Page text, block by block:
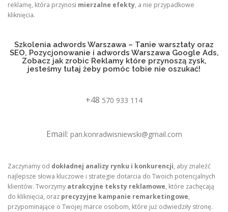
reklamę, która przynosi mierzalne efekty, a nie przypadkowe
kliknięcia.
Szkolenia adwords Warszawa – Tanie warsztaty oraz
SEO, Pozycjonowanie i adwords Warszawa Google Ads,
Zobacz jak zrobic Reklamy które przynoszą zysk,
jesteśmy tutaj żeby pomóc tobie nie oszukać!
+48 570 933 114
Email: pan.konradwisniewski@gmail.com
Zaczynamy od dokładnej analizy rynku i konkurencji, aby znaleźć
najlepsze słowa kluczowe i strategie dotarcia do Twoich potencjalnych
klientów. Tworzymy atrakcyjne teksty reklamowe, które zachęcają
do kliknięcia, oraz precyzyjne kampanie remarketingowe,
przypominające o Twojej marce osobom, które już odwiedziły stronę.